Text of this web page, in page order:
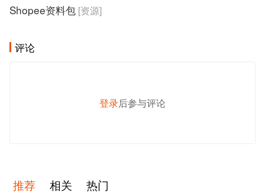
Shopee资料包 [资源]
评论
登录后参与评论
推荐 相关
热门